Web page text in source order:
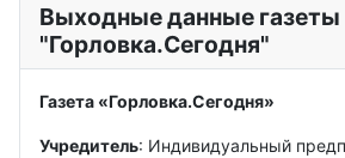
Выходные данные газеты
"Горловка.Сегодня"
Газета «Горловка.Сегодня»
Учредитель: Индивидуальный